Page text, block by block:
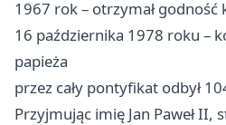
1967 rok – otrzymał godność
16 października 1978 roku –
papieża
przez cały pontyfikat odbył
Przyjmując imię Jan Paweł II,